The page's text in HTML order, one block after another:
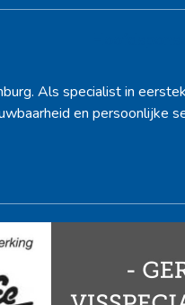
Als specialist in
en persoonlijke